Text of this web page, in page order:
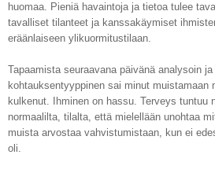
huomaa. Pieniä havaintoja ja tietoa tulee
tavalliset tilanteet ja kanssakäymiset
eräänlaiseen ylikuormitustilaan.
Tapaamista seuraavana päivänä analysoin
kohtauksentyyppinen sai minut muistamaan
kulkenut. Ihminen on hassu. Terveys tuntuu
normaalilta, tilalta, että mielellään unohtaa
muista arvostaa vahvistumistaan, kun ei
oli.